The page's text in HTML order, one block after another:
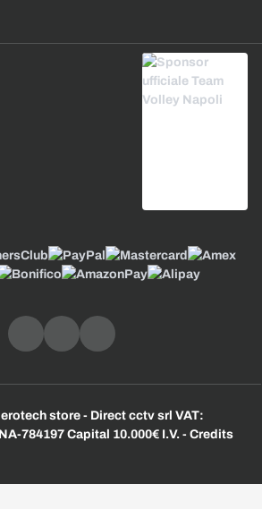
store - Direct cctv srl VAT:
784197 Capital 10.000€ I.V. - Credits